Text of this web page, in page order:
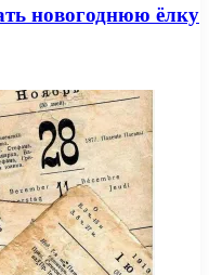
новогоднюю ёлку